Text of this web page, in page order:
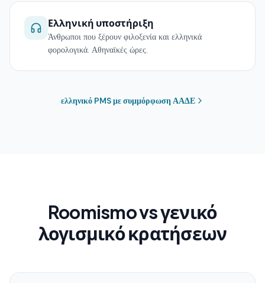
Ελληνική υποστήριξη
Άνθρωποι που ξέρουν φιλοξενία και ελληνικά
φορολογικά. Αθηναϊκές ώρες.
ελληνικό PMS με συμμόρφωση ΑΑΔΕ
Roomismo vs γενικό
λογισμικό κρατήσεων